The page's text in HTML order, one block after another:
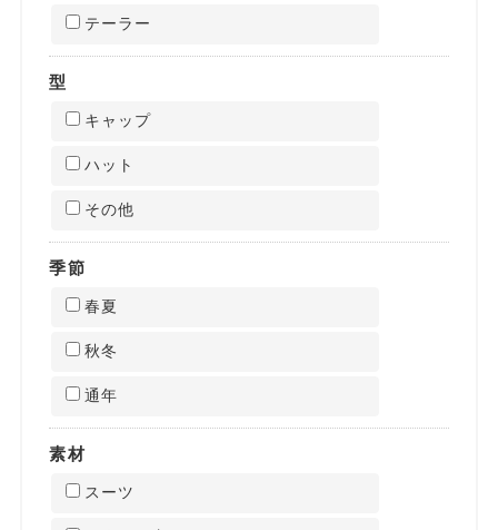
テーラー
型
キャップ
ハット
その他
季節
春夏
秋冬
通年
素材
スーツ